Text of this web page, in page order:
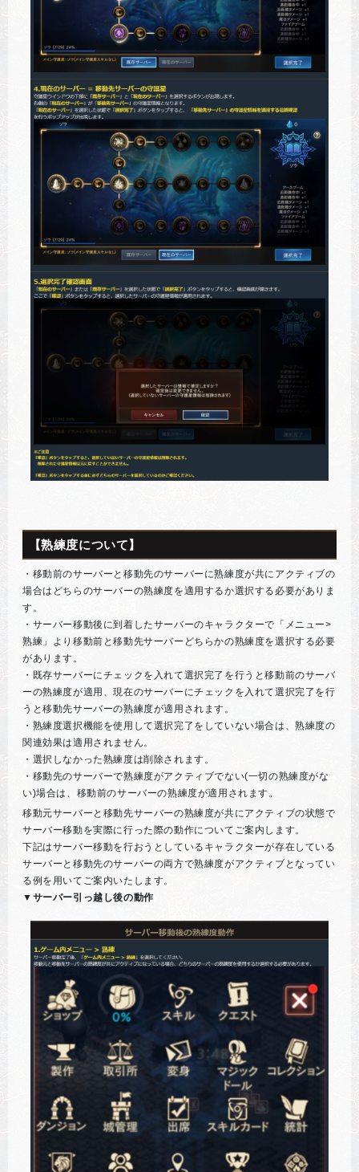
【熟練度について】
・移動前のサーバーと移動先のサーバーに熟練度が共にアクティブの
場合はどちらのサーバーの熟練度を適用するか選択する必要がありま
す。
・サーバー移動後に到着したサーバーのキャラクターで「メニュー>
熟練」より移動前と移動先サーバーどちらかの熟練度を選択する必要
があります。
・既存サーバーにチェックを入れて選択完了を行うと移動前のサーバ
ーの熟練度が適用、現在のサーバーにチェックを入れて選択完了を行
うと移動先サーバーの熟練度が適用されます。
・熟練度選択機能を使用して選択完了をしていない場合は、熟練度の
関連効果は適用されません。
・選択しなかった熟練度は削除されます。
・移動先のサーバーで熟練度がアクティブでない(一切の熟練度がな
い)場合は、移動前のサーバーの熟練度が適用されます。
移動元サーバーと移動先サーバーの熟練度が共にアクティブの状態で
サーバー移動を実際に行った際の動作についてご案内します。
下記はサーバー移動を行おうとしているキャラクターが存在している
サーバーと移動先のサーバーの両方で熟練度がアクティブとなってい
る例を用いてご案内いたします。
▼サーバー引っ越し後の動作